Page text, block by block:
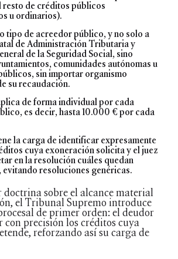
resto de créditos públicos
u ordinarios).
tipo de acreedor público, y no solo a
de Administración Tributaria y
de la Seguridad Social, sino
comunidades autónomas u
sin importar organismo
su recaudación.
de forma individual por cada
es decir, hasta 10.000 € por cada
la carga de identificar expresamente
cuya exoneración solicita y el juez
en la resolución cuáles quedan
evitando resoluciones genéricas.
doctrina sobre el alcance material
el Tribunal Supremo introduce
de primer orden: el deudor
precisión los créditos cuya
reforzando así su carga de